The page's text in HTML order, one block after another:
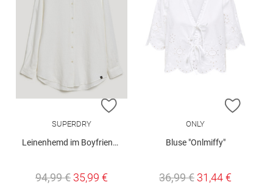
ZUR WUNSCHLISTE HINZUFÜGEN
SUPERDRY
Leinenhemd im Boyfriend-Stil
94,99 € 35,99 €
ZUR
ONLY
Bluse "Onlmiffy"
36,99 € 31,44 €